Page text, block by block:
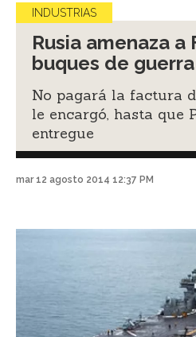
INDUSTRIAS
Rusia amenaza a
buques de guerra
No pagará la factura
le encargó, hasta que
entregue
mar 12 agosto 2014 12:37 PM